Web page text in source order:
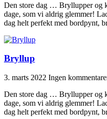
Den store dag … Bryllupper og
dage, som vi aldrig glemmer!
dag helt perfekt med bordpynt,
Bryllup
3. marts 2022 Ingen
Den store dag … Bryllupper og
dage, som vi aldrig glemmer!
dag helt perfekt med bordpynt,